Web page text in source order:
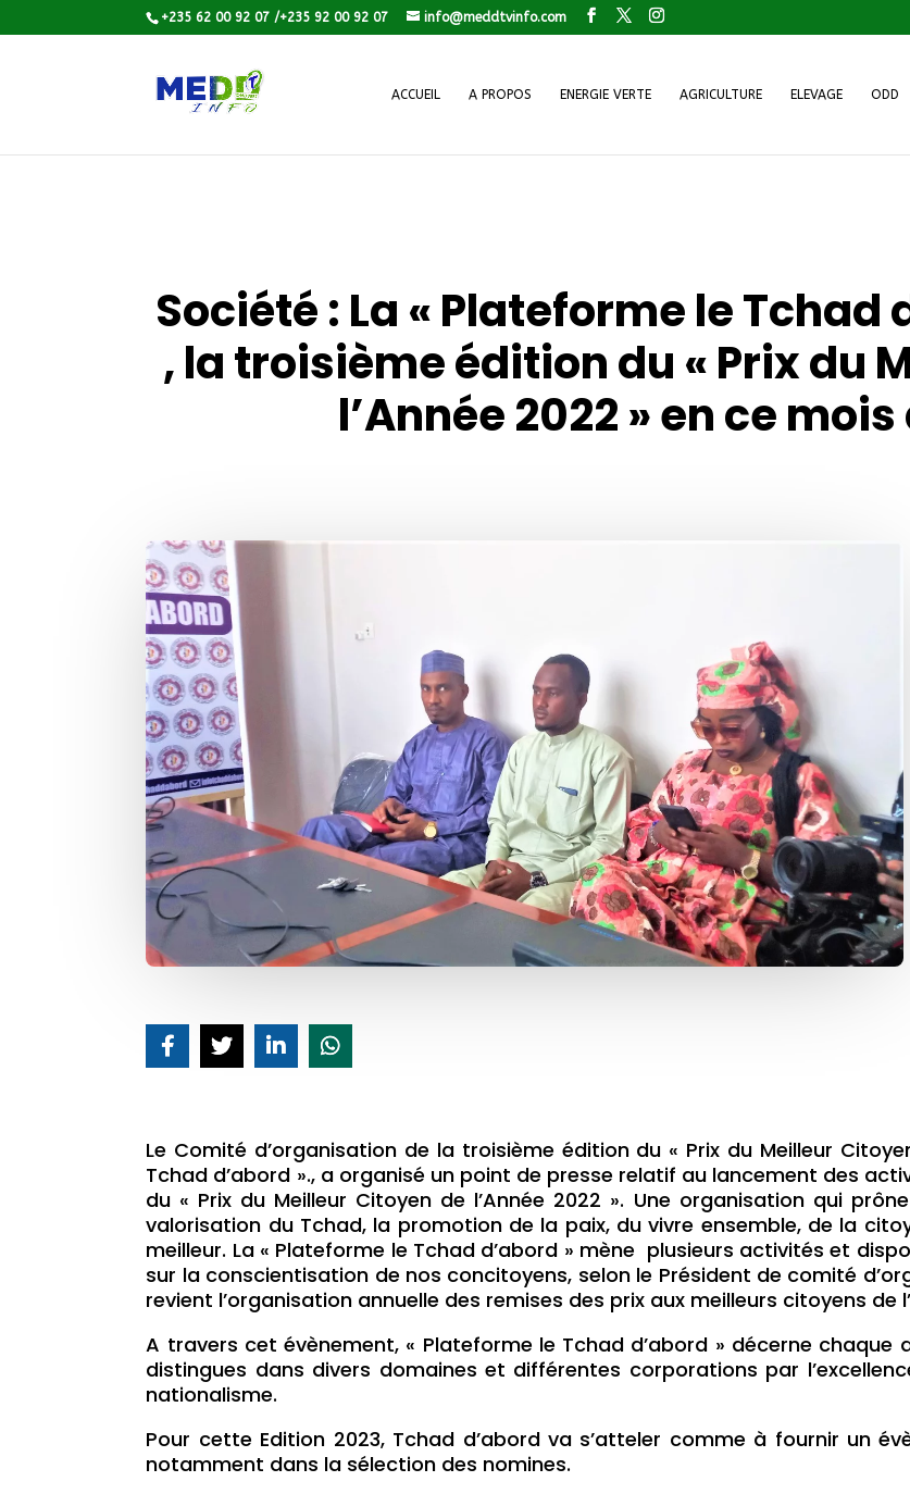
+235 62 00 92 07 /+235 92 00 92 07 info@meddtvinfo.com
ACCUEIL A PROPOS ENERGIE VERTE AGRICULTURE ELEVAGE ODD
Société: La « Plateforme le Tchad
, la troisième édition du « Prix du
l’Année 2022 » en ce
Le Comité d’organisation de la troisième édition du « Prix du Meilleur
Tchad d’abord »., a organisé un point de presse relatif au lancement des
du « Prix du Meilleur Citoyen de l’Année 2022 ». Une organisation qui
valorisation du Tchad, la promotion de la paix, du vivre ensemble, de la
meilleur. La « Plateforme le Tchad d’abord » mène plusieurs activités et
sur la conscientisation de nos concitoyens, selon le Président de comité
revient l’organisation annuelle des remises des prix aux meilleurs citoyens de
A travers cet évènement, « Plateforme le Tchad d’abord » décerne
distingues dans divers domaines et différentes corporations par
nationalisme.
Pour cette Edition 2023, Tchad d’abord va s’atteler comme à fournir un
notamment dans la sélection des nomines.